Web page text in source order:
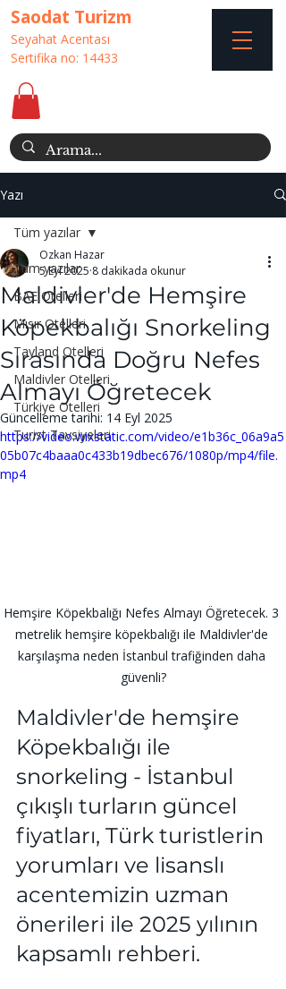
Saodat Turizm
Seyahat Acentası
Sertifika no: 14433
Yazı
Tüm yazılar
BAE Otelleri
Mısır Otelleri
Tayland Otelleri
Maldivler Otelleri
Türkiye Otelleri
Turist Tavsiyeleri
Tüm yazılar
Maldivler'de Hemşire
Köpekbalığı Snorkeling
Sırasında Doğru Nefes
Almayı Öğretecek
Ozkan Hazar
5 Eyl 2025 8 dakikada okunur
Güncelleme tarihi: 14 Eyl 2025
https://video.wixstatic.com/video/e1b36c_06a9a5
05b07c4baaa0c433b19dbec676/1080p/mp4/file.
mp4
Hemşire Köpekbalığı Nefes Almayı Öğretecek. 3
metrelik hemşire köpekbalığı ile Maldivler'de
karşılaşma neden İstanbul trafiğinden daha
güvenli?
Maldivler'de hemşire
Köpekbalığı ile
snorkeling - İstanbul
çıkışlı turların güncel
fiyatları, Türk turistlerin
yorumları ve lisanslı
acentemizin uzman
önerileri ile 2025 yılının
kapsamlı rehberi.